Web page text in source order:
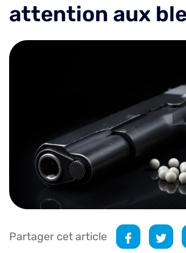
attention aux
Partager cet article